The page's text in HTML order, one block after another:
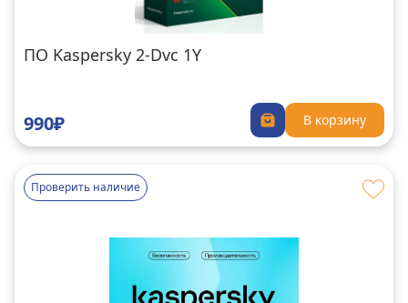
ПО Kaspersky 2-Dvc 1Y
990₽ В корзину
Проверить наличие